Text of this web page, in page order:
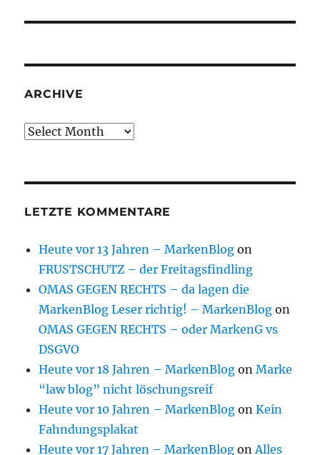
ARCHIVE
Archive
LETZTE KOMMENTARE
Heute vor 13 Jahren – MarkenBlog on
FRUSTSCHUTZ – der Freitagsfindling
OMAS GEGEN RECHTS – da lagen die
MarkenBlog Leser richtig! – MarkenBlog on
OMAS GEGEN RECHTS – oder MarkenG vs
DSGVO
Heute vor 18 Jahren – MarkenBlog onMarke
“law blog” nicht löschungsreif
Heute vor 10 Jahren – MarkenBlog onKein
Fahndungsplakat
Heute vor 17 Jahren – MarkenBlog onAlles